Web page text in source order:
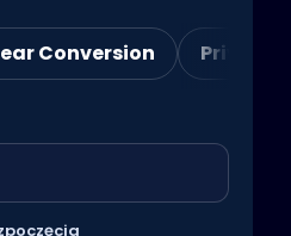
Conversion Private